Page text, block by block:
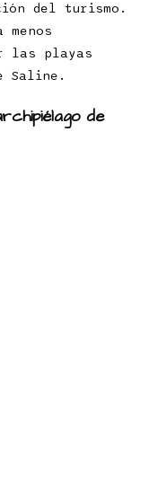
del turismo.
las playas
Saline.
de